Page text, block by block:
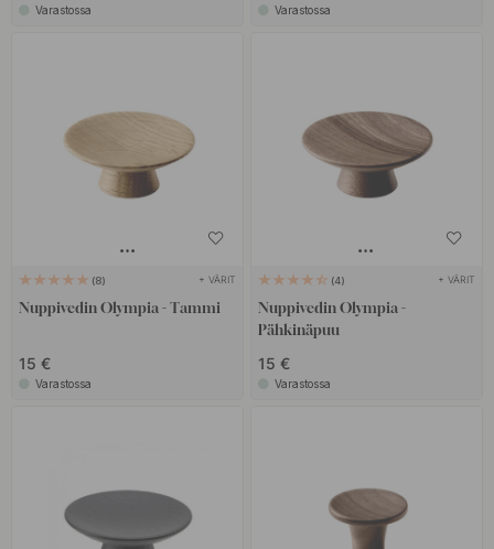
Varastossa Varastossa
8 + VÄRIT
Nuppivedin Olympia - Tammi
15 €
Varastossa
4 + VÄRIT
Nuppivedin Olympia -
Pähkinäpuu
15 €
Varastossa